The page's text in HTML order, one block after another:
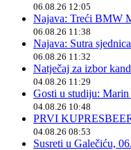
06.08.26 12:05
Najava: Treći BMW
06.08.26 11:38
Najava: Sutra
06.08.26 11:32
Natječaj za izbor
04.08.26 11:29
Gosti u studiju:
04.08.26 10:48
PRVI
04.08.26 08:53
Susreti u Galečiću,